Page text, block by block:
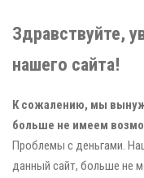
Здравствуйте,
нашего сайта!
К сожалению, мы
больше не имеем
Проблемы с деньгами.
данный сайт, больше не